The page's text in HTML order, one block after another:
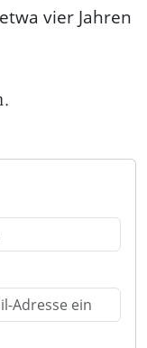
vier Jahren